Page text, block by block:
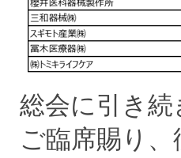
総会に引き
ご臨席賜り